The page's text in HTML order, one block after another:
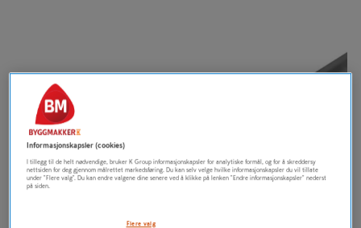
Informasjonskapsler (cookies)
I tillegg til de helt nødvendige, bruker K Group informasjonskapsler for analytiske formål, og for å skreddersy
nettsiden for deg gjennom målrettet markedsføring. Du kan selv velge hvilke informasjonskapsler du vil tillate
under "Flere valg". Du kan endre valgene dine senere ved å klikke på lenken "Endre informasjonskapsler" nederst
på siden.
Flere valg